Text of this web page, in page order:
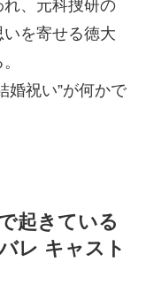
、元科捜研の
を寄せる徳大
婚祝い”が何かで
起きている
レ キャスト